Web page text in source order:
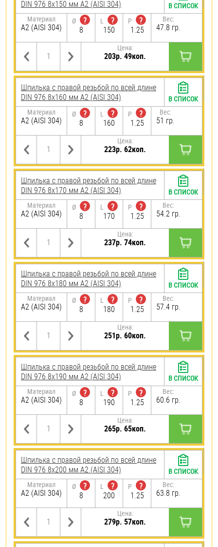
DIN 976 8х150 мм А2 (AISI 304)
Материал
А2 (AISI 304)
Ø
?
8
L
?
150
P
?
1.25
Вес:
47.8 гр.
Цена:
203р. 49коп.
В СПИСОК
Шпилька с правой резьбой по всей длине
DIN 976 8х160 мм А2 (AISI 304)
Материал
А2 (AISI 304)
Ø
?
8
L
?
160
P
?
1.25
Вес:
51 гр.
Цена:
223р. 62коп.
В СПИСОК
Шпилька с правой резьбой по всей длине
DIN 976 8х170 мм А2 (AISI 304)
Материал
А2 (AISI 304)
Ø
?
8
L
?
170
P
?
1.25
Вес:
54.2 гр.
Цена:
237р. 74коп.
В СПИСОК
Шпилька с правой резьбой по всей длине
DIN 976 8х180 мм А2 (AISI 304)
Материал
А2 (AISI 304)
Ø
?
8
L
?
180
P
?
1.25
Вес:
57.4 гр.
Цена:
251р. 60коп.
В СПИСОК
Шпилька с правой резьбой по всей длине
DIN 976 8х190 мм А2 (AISI 304)
Материал
А2 (AISI 304)
Ø
?
8
L
?
190
P
?
1.25
Вес:
60.6 гр.
Цена:
265р. 65коп.
В СПИСОК
Шпилька с правой резьбой по всей длине
DIN 976 8х200 мм А2 (AISI 304)
Материал
А2 (AISI 304)
Ø
?
8
L
?
200
P
?
1.25
Вес:
63.8 гр.
Цена:
279р. 57коп.
В СПИСОК